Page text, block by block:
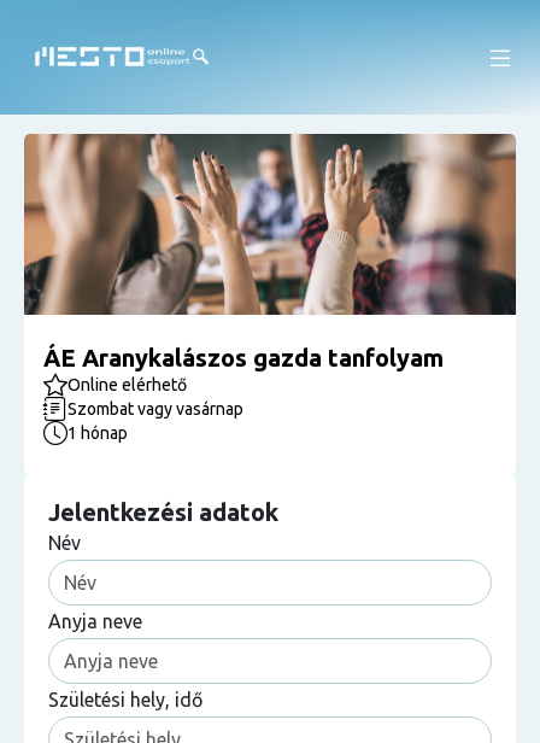
ÁE Aranykalászos gazda tanfolyam
Online elérhető
Szombat vagy vasárnap
1 hónap
Jelentkezési adatok
Név
Anyja neve
Születési hely, idő